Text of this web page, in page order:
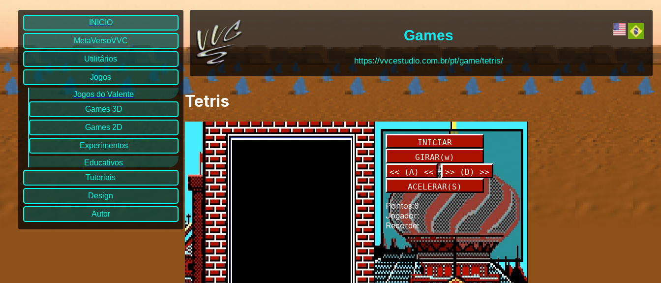
INICIO
MetaVersoVVC
Utilitários
Jogos
Jogos do Valente
Games 3D
Games 2D
Experimentos
Educativos
Tutoriais
Design
Autor
Games
https://vvcestudio.com.br/pt/game/tetris/
Tetris
INICIAR
GIRAR(w)
<< (A) << _ >> (D) >>
ACELERAR(S)
Pontos:0
Jogador:
Recorde: